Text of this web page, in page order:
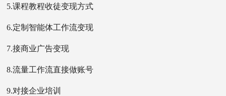
5.课程教程收徒变现方式
6.定制智能体工作流变现
7.接商业广告变现
8.流量工作流直接做账号
9.对接企业培训